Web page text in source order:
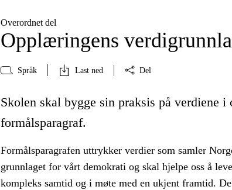
Overordnet del
Opplæringens
Språk Last ned Del
Skolen skal bygge sin praksis på verdiene
formålsparagraf.
Formålsparagrafen uttrykker verdier som samler
grunnlaget for vårt demokrati og skal hjelpe oss å
kompleks samtid og i møte med en ukjent framtid.